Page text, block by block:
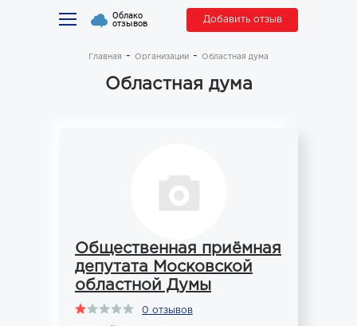
Облако
отзывов Добавить отзыв
Главная Организации Областная дума
Областная дума
Общественная приёмная
депутата Московской
областной Думы
0 отзывов